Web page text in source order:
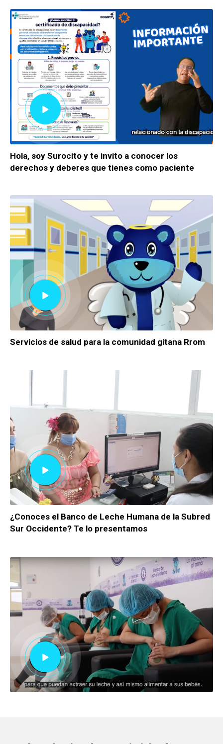
Hola, soy Surocito y te invito a conocer los
derechos y deberes que tienes como paciente
Servicios de salud para la comunidad gitana Rrom
¿Conoces el Banco de Leche Humana de la Subred
Sur Occidente? Te lo presentamos